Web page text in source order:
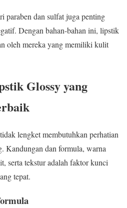
paraben dan sulfat juga penting
Dengan bahan-bahan ini, lipstik
oleh mereka yang memiliki kulit
Glossy yang
lengket membutuhkan perhatian
Kandungan dan formula, warna
serta tekstur adalah faktor kunci
tepat.